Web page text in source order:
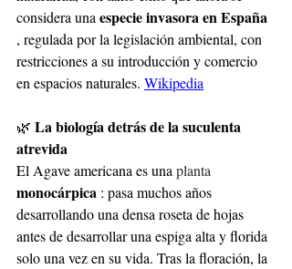
considera unaespecie invasora en España
, regulada por la legislación ambiental, con
restricciones a su introducción y comercio
en espacios naturales. Wikipedia
🌿 La biología detrás de la suculenta
atrevida
El Agave americana es una planta
monocárpica : pasa muchos años
desarrollando una densa roseta de hojas
antes de desarrollar una espiga alta y florida
solo una vez en su vida. Tras la floración, la